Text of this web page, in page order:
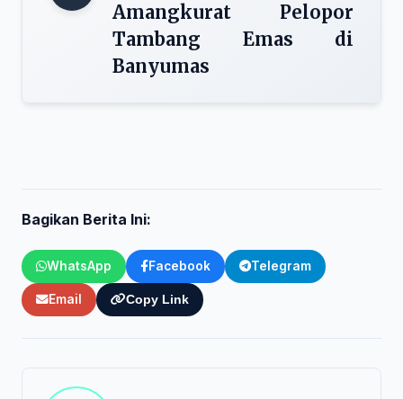
Amangkurat Pelopor
Tambang Emas di
Banyumas
Bagikan Berita Ini:
WhatsApp Facebook Telegram
Email Copy Link